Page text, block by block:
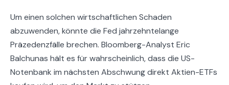
Um einen solchen wirtschaftlichen Schaden
abzuwenden, könnte die Fed jahrzehntelange
Präzedenzfälle brechen. Bloomberg-Analyst Eric
Balchunas hält es für wahrscheinlich, dass die US-
Notenbank im nächsten Abschwung direkt Aktien-ETFs